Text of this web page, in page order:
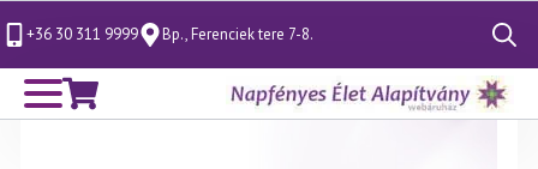
+36 30 311 9999 Bp., Ferenciek tere 7-8.
Search
for: